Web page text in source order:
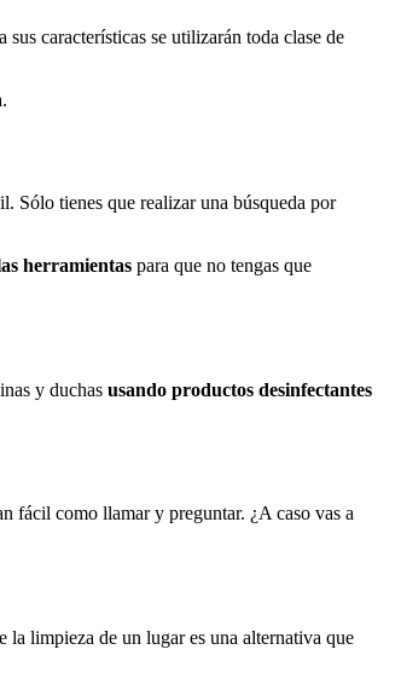
características se utilizarán toda clase de
Sólo tienes que realizar una búsqueda por
herramientas para que no tengas que
y duchas usando productos desinfectantes
fácil como llamar y preguntar. ¿A caso vas a
la limpieza de un lugar es una alternativa que